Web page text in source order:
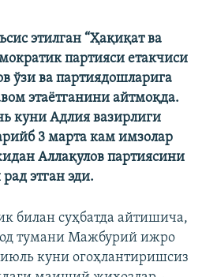
этилган “Ҳақиқат‌ ‌ва‌
‌партияси‌ ‌етакчиси
ўзи ва партиядошларига
этаётганини айтмоқда.
куни Адлия вазирлиги
3 марта кам имзолар
Аллақулов партиясини
этган эди.
билан суҳбатда айтишича,
тумани Мажбурий ижро
куни огоҳлантиришсиз